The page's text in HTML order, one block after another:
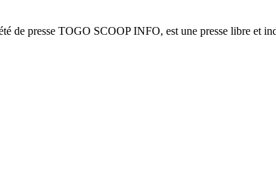
de presse TOGO SCOOP INFO, est une presse libre et